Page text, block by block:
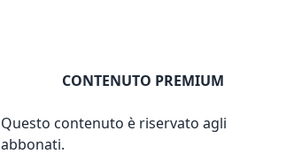
CONTENUTO PREMIUM
Questo contenuto è riservato agli
abbonati.